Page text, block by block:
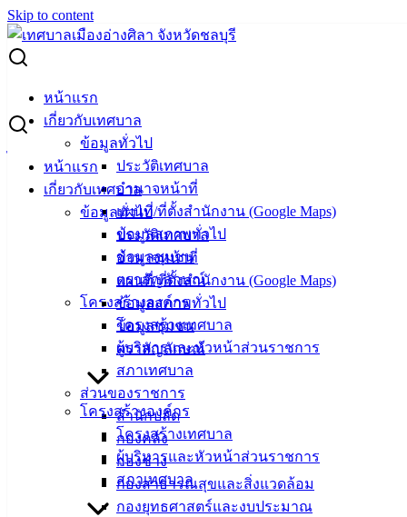
Skip to content
หน้าแรก
เกี่ยวกับเทศบาล
ข้อมูลทั่วไป
ประวัติเทศบาล
อำนาจหน้าที่
แผนที่/ที่ตั้งสำนักงาน (Google Maps)
ข้อมูลสภาพทั่วไป
ข้อมูลชุมชน
ตราสัญลักษณ์
โครงสร้างองค์กร
โครงสร้างเทศบาล
ผู้บริหารและหัวหน้าส่วนราชการ
สภาเทศบาล
ส่วนของราชการ
สำนักปลัด
กองคลัง
กองช่าง
กองสาธารณสุขและสิ่งแวดล้อม
กองยุทธศาสตร์และงบประมาณ
หน้าแรก
เกี่ยวกับเทศบาล
ข้อมูลทั่วไป
ประวัติเทศบาล
อำนาจหน้าที่
แผนที่/ที่ตั้งสำนักงาน (Google Maps)
ข้อมูลสภาพทั่วไป
ข้อมูลชุมชน
ตราสัญลักษณ์
โครงสร้างองค์กร
โครงสร้างเทศบาล
ผู้บริหารและหัวหน้าส่วนราชการ
สภาเทศบาล
Search for:
ตารางแสดงวงเงินงบประมาณที่ได้รับจัดสรรและราคากลาง
โครงการจ้างก่อสร้างถนนคอนกรีตเสริมเหล็ก พร้อมท่อระบาย
น้ำ บริเวณถนนมิตรสัมพันธ์ข้างร้านอาหารบัวท่อง (ชุมชนบ้าน
ไทย) หมู่ 1 ตำบลอ่างศิลา
ตารางแสดงวงเงินงบประมาณที่ได้รับ
จัดสรรและราคากลาง โครงการจ้าง
ก่อสร้างถนนคอนกรีตเสริมเหล็ก พร้อมท่อ
ระบายน้ำ บริเวณถนนมิตรสัมพันธ์ข้างร้าน
อาหารบัวท่อง (ชุมชนบ้านไทย) หมู่ 1 ตำบล
กรกฎาคม 18, 2023กรกฎาคม 24, 2023
ประกาศราคากลาง
โครงการจ้างก่อสร้างถนนคอนกรีตเสริมเหล็ก พร้อมท่อระบาย
น้ำ บริเวณถนนมิตรสัมพันธ์ข้างร้านอาหารบัวท่อง (ชุมชนบ้าน